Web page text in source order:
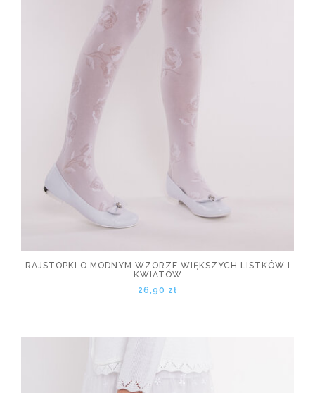
RAJSTOPKI O MODNYM WZORZE WIĘKSZYCH LISTKÓW I
KWIATÓW
26,90 zł